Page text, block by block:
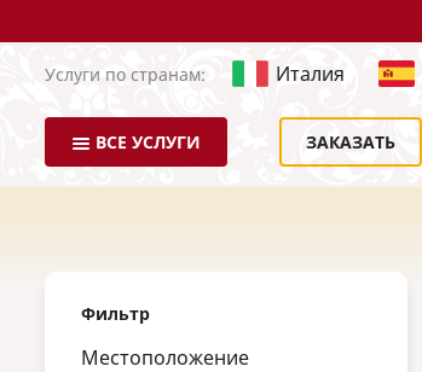
Услуги по странам: Италия
ВСЕ УСЛУГИ ЗАКАЗАТЬ
Фильтр
Местоположение